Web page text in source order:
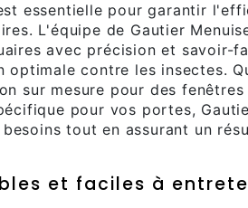
essentielle pour garantir
L'équipe de Gautier
avec précision et savoir-
contre les insectes.
sur mesure pour des fenêtres
pour vos portes,
tout en assurant un
et faciles à